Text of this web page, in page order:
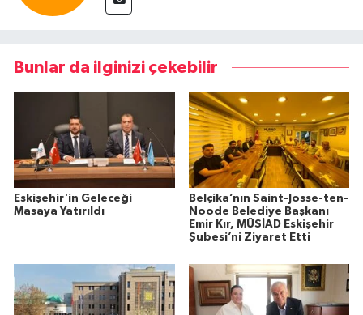
Bunlar da ilginizi çekebilir
Eskişehir'in Geleceği
Masaya Yatırıldı
Belçika’nın Saint-Josse-ten-
Noode Belediye Başkanı
Emir Kır, MÜSİAD Eskişehir
Şubesi’ni Ziyaret Etti